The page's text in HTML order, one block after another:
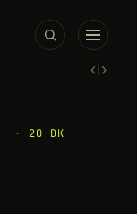
‹›
·
20 DK